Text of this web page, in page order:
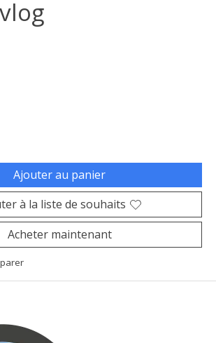
Ajouter au panier
à la liste de souhaits
Acheter maintenant